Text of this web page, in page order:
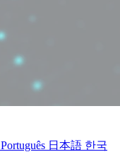
Português 日本語 한국